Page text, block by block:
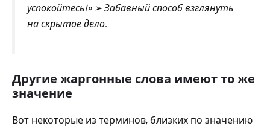
успокойтесь!» ➢ Забавный способ взглянуть
на скрытое дело.
Другие жаргонные слова имеют то же
значение
Вот некоторые из терминов, близких по значению